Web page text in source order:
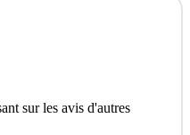
sur les avis d'autres